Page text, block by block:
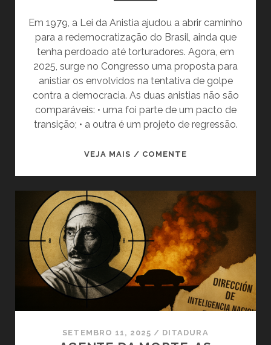
Em 1979, a Lei da Anistia ajudou a abrir caminho
para a redemocratização do Brasil, ainda que
tenha perdoado até torturadores. Agora, em
2025, surge no Congresso uma proposta para
anistiar os envolvidos na tentativa de golpe
contra a democracia. As duas anistias não são
comparáveis: • uma foi parte de um pacto de
transição; • a outra é um projeto de regressão.
VEJA MAIS / COMENTEA
ABRIU
A
PORTA
PARA
A
DEMOCRACIA.
E
A
QUE
FECHÁ-
SETEMBRO 11, 2025 / DITADURA